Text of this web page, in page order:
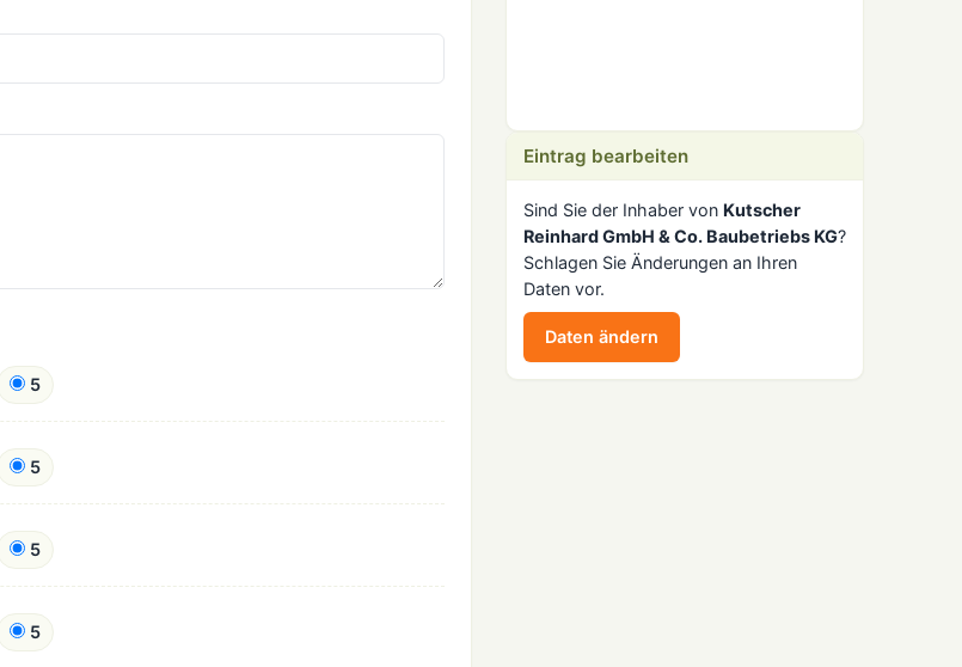
5
5
5
5
Eintrag bearbeiten
Sind Sie der Inhaber von Kutscher
Reinhard GmbH & Co. Baubetriebs KG?
Schlagen Sie Änderungen an Ihren
Daten vor.
Daten ändern